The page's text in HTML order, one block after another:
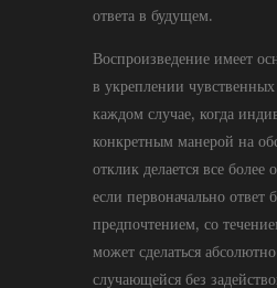
ответа в будущем.
Воспроизведение имеет
в укреплении
каждом случае, когда
конкретным манерой на
отклик делается все
если первоначально ответ
предпочтением, со
может сделаться
случающейся без